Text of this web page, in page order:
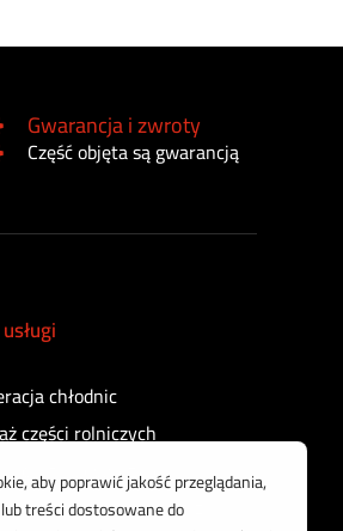
Gwarancja i zwroty
Część objęta są gwarancją
chłodnic
części rolniczych
turbosprężarek
sprężarek powietrza